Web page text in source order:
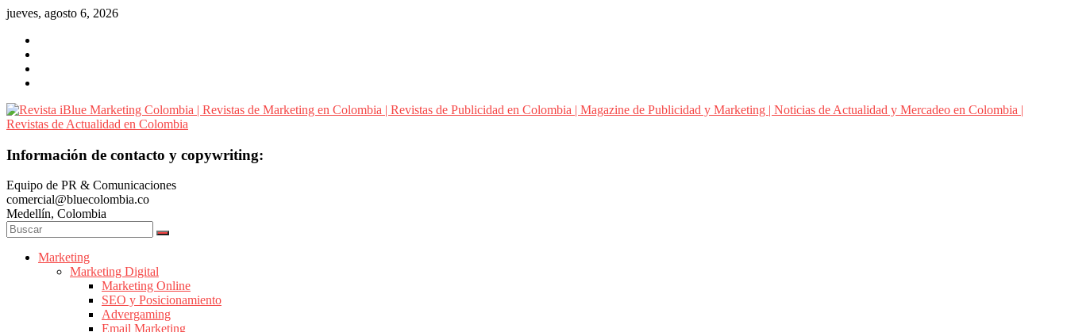
Saltar
contenido
jueves, agosto 6, 2026
Revista
Marketing
Colombia
|
Revistas
Marketing
Información de contacto y copywriting:
Equipo de PR & Comunicaciones
comercial@bluecolombia.co
Medellín, Colombia
Marketing
Marketing Digital
Marketing Online
SEO y Posicionamiento
Advergaming
Email Marketing